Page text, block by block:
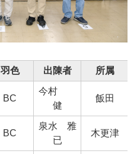
羽色 出陳者 所属
BC
今村
健
飯田
BC
泉水 雅
已
木更津